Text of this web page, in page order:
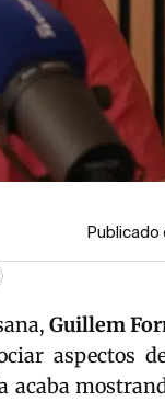
Publicado
Guillem
aspectos
acaba